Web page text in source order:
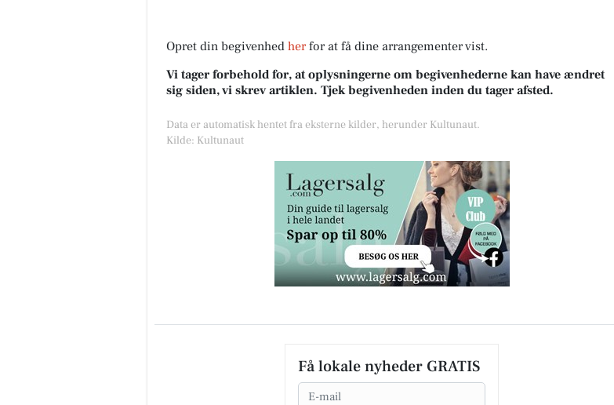
Opret din begivenhed herfor at få dine arrangementer vist.
Vi tager forbehold for, at oplysningerne om begivenhederne kan have ændret
sig siden, vi skrev artiklen. Tjek begivenheden inden du tager afsted.
Data er automatisk hentet fra eksterne kilder, herunder Kultunaut.
Kilde: Kultunaut
Få lokale nyheder GRATIS
Email